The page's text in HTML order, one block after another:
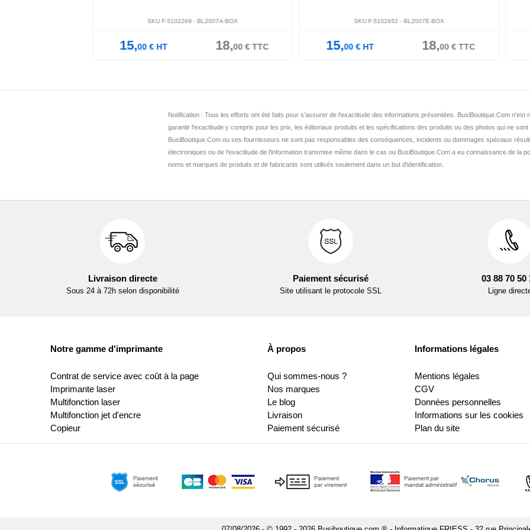
SKU F-5102269 - BL2007A-BOX
15,00€HT 18,00€TTC
SKU F-5102652 - BL2007E-BOX
15,00€HT 18,00€TTC
Notification : Tous les efforts ont été faits pour s'assurer de l'exactitude des informations présentées. BusiBoutique.Com n'est
garantir l'exactitude y compris pour les prix, les éditoriaux produits et les spécifications des produits ou des photos qui ne
BusiBoutique.Com ou ses fournisseurs ne sont pas responsables des conséquences, incidents ou dommages spéciaux
électroniques ou de l'exactitude de l'information transmise même dans le cas ou BusiBoutique.Com a eu connaissance de la
noms et marques de produits et de fabricants sont utilisés seulement dans un but d'identification.
Livraison directe
Sous 24 à 72h selon disponibilité
Paiement sécurisé
Site utilisant le protocole SSL
03 88 70 50
Ligne
Notre gamme d'imprimante
Contrat de service avec coût à la page
Imprimante laser
Multifonction laser
Multifonction jet d'encre
Copieur
À propos
Qui sommes-nous ?
Nos marques
Le blog
Livraison
Paiement sécurisé
Informations légales
Mentions légales
CGV
Données personnelles
Informations sur les cookies
Plan du site